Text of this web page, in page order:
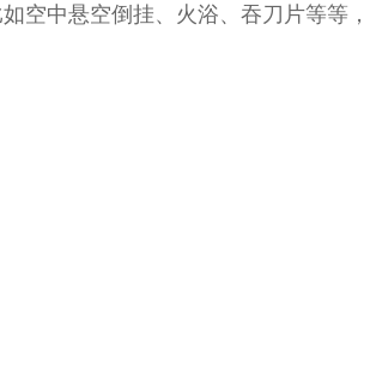
空中悬空倒挂、火浴、吞刀片等等